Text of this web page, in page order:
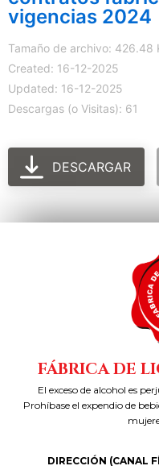
vigencias 2024
Tamaño de archivo: 426.48
Created: 16-12-2025
Updated: 16-12-2025
Descargas (o Visitas): 61
DESCARGAR
FÁBRICA DE
El exceso de alcohol es
Prohíbase el expendio de
DIRECCIÓN (CANAL